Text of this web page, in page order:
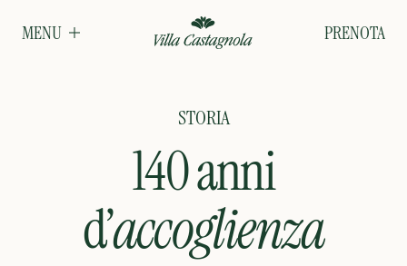
MENU PRENOTA
STORIA
140 anni
d’accoglienza